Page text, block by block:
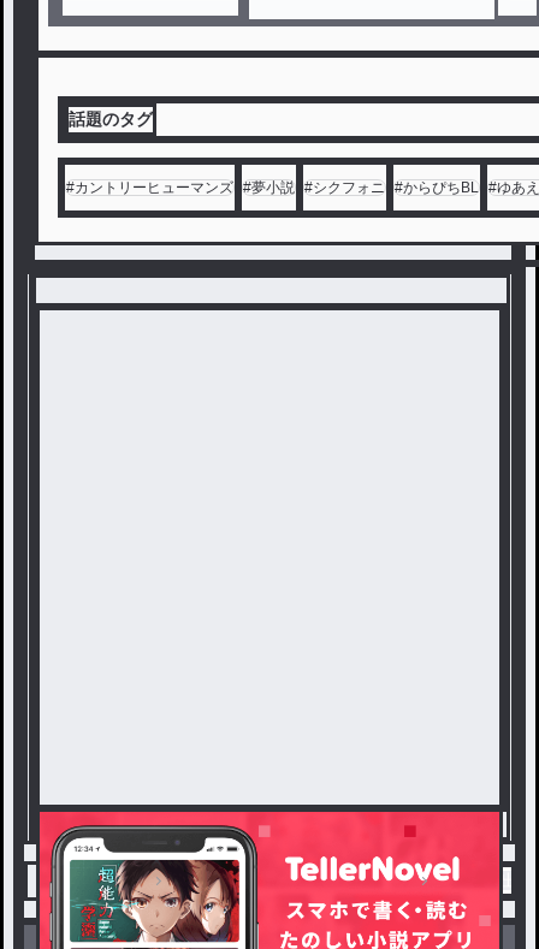
話題のタグ
#カントリーヒューマンズ #夢小説 #シクフォニ #からぴちBL #ゆあ
トップ たぐ？なにそれおいしいの？ 線画を出